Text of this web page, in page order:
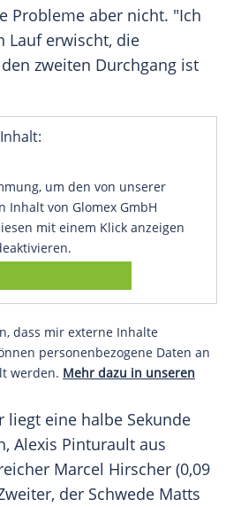
Probleme aber nicht. "Ich
Lauf erwischt, die
zweiten Durchgang ist
um den von unserer
Inhalt von Glomex GmbH
mit einem Klick anzeigen
dass mir externe Inhalte
personenbezogene Daten an
werden. Mehr dazu in unseren
liegt eine halbe Sekunde
Alexis Pinturault aus
Marcel Hirscher (0,09
der Schwede Matts